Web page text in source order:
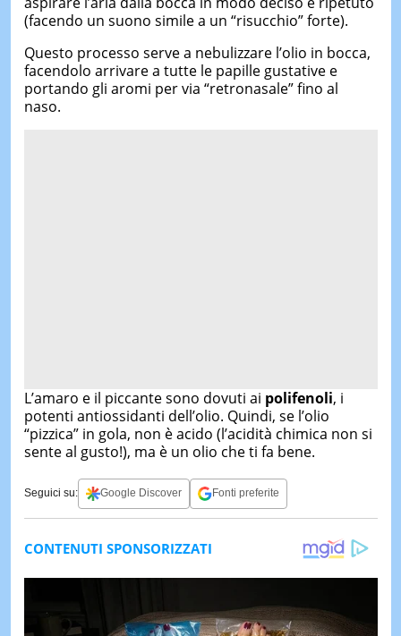
(facendo un suono simile a un “risucchio” forte).
Questo processo serve a nebulizzare l’olio in bocca,
facendolo arrivare a tutte le papille gustative e
portando gli aromi per via “retronasale” fino al
naso.
L’amaro e il piccante sono dovuti ai polifenoli, i
potenti antiossidanti dell’olio. Quindi, se l’olio
“pizzica” in gola, non è acido (l’acidità chimica non si
sente al gusto!), ma è un olio che ti fa bene.
Seguici su: Google Discover Fonti preferite